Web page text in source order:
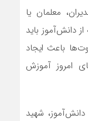
معلمان یا
دانش‌آموز باید
باعث ایجاد
امروز آموزش
شهید